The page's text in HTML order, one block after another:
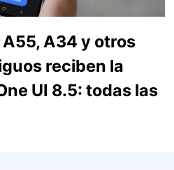
A34 y otros
reciben la
UI 8.5: todas las